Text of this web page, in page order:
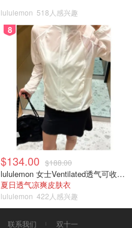
lululemon 518人感兴趣
8
$134.00 $188.00
lululemon 女士Ventilated透气可收纳跑步夹克
夏日透气凉爽皮肤衣
lululemon 422人感兴趣
联系我们 双十一